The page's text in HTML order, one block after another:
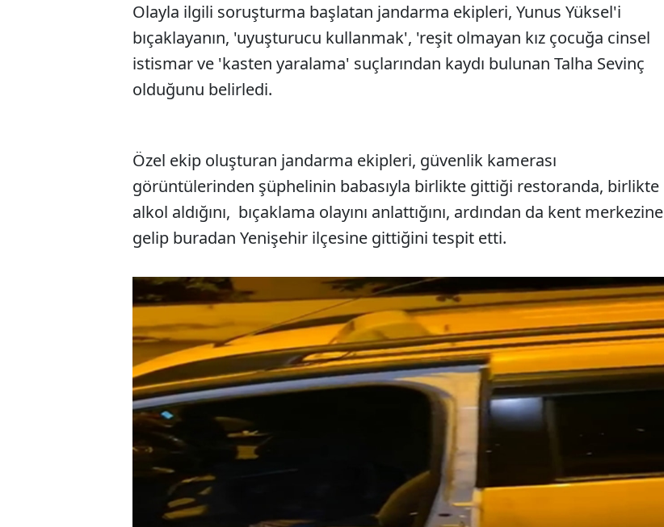
Olayla ilgili soruşturma başlatan jandarma ekipleri, Yunus Yüksel'i
bıçaklayanın, 'uyuşturucu kullanmak', 'reşit olmayan kız çocuğa cinsel
istismar ve 'kasten yaralama' suçlarından kaydı bulunan Talha Sevinç
olduğunu belirledi.
Özel ekip oluşturan jandarma ekipleri, güvenlik kamerası
görüntülerinden şüphelinin babasıyla birlikte gittiği restoranda, birlikte
alkol aldığını, bıçaklama olayını anlattığını, ardından da kent merkezine
gelip buradan Yenişehir ilçesine gittiğini tespit etti.